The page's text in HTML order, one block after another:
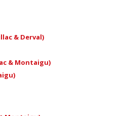
& Derval)
& Montaigu)